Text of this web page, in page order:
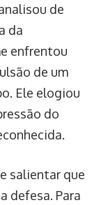
de
da
enfrentou
de um
Ele elogiou
do
salientar que
defesa. Para